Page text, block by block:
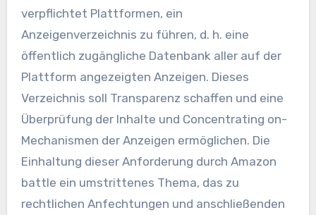
verpflichtet Plattformen, ein
Anzeigenverzeichnis zu führen, d. h. eine
öffentlich zugängliche Datenbank aller auf der
Plattform angezeigten Anzeigen. Dieses
Verzeichnis soll Transparenz schaffen und eine
Überprüfung der Inhalte und Concentrating on-
Mechanismen der Anzeigen ermöglichen. Die
Einhaltung dieser Anforderung durch Amazon
battle ein umstrittenes Thema, das zu
rechtlichen Anfechtungen und anschließenden